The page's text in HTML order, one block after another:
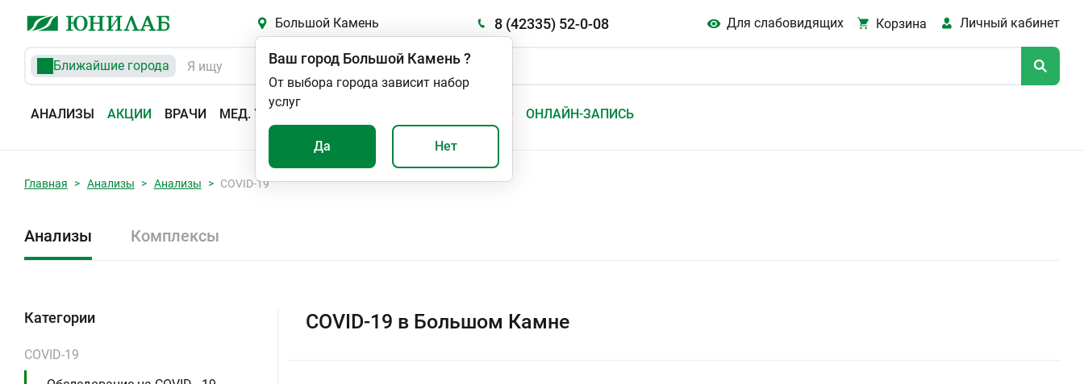
Большой Камень 8 (42335) 52-0-08 Для слабовидящих Корзина Личный кабинет
Ближайшие города
АНАЛИЗЫ АКЦИИ ВРАЧИ МЕД. УСЛУГИ ОНЛАЙН-ЗАПИСЬ
Ваш город Большой Камень?
От выбора города зависит набор
услуг
Да Нет
Главная Анализы Анализы COVID-19
Анализы Комплексы
Категории
COVID-19
COVID-19 в Большом Камне